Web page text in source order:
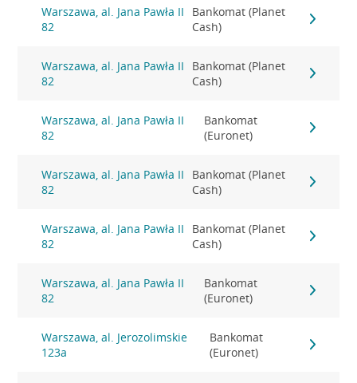
Warszawa, al. Jana Pawła II
82
Bankomat (Planet
Cash)
Warszawa, al. Jana Pawła II
82
Bankomat (Planet
Cash)
Warszawa, al. Jana Pawła II
82
Bankomat
(Euronet)
Warszawa, al. Jana Pawła II
82
Bankomat (Planet
Cash)
Warszawa, al. Jana Pawła II
82
Bankomat (Planet
Cash)
Warszawa, al. Jana Pawła II
82
Bankomat
(Euronet)
Warszawa, al. Jerozolimskie
123a
Bankomat
(Euronet)